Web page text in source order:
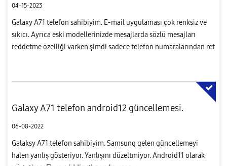
04-15-2023
Galaxy A71 telefon sahibiyim. E-mail uygulaması çok renksiz ve
sıkıcı. Ayrıca eski modellerinizde mesajlarda sözlü mesajları
reddetme özelliği varken şimdi sadece telefon numaralarından ret
Galaxy A71 telefon android12 güncellemesi.
06-08-2022
Galaksy A71 telefon sahibiyim. Samsung gelen güncellemeyi
halen yanlış gösteriyor. Yanlışını düzeltmiyor. Android11 olarak